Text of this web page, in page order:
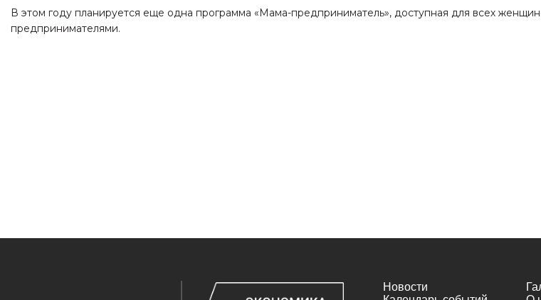
В этом году планируется еще одна программа «Мама-предприниматель», доступная для всех
предпринимателями.
Новости